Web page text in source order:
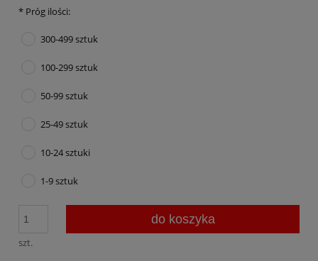
* Próg ilości:
300-499 sztuk
100-299 sztuk
50-99 sztuk
25-49 sztuk
10-24 sztuki
1-9 sztuk
szt.
do koszyka